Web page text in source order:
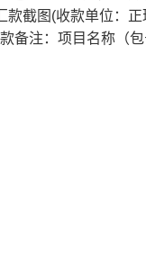
款截图 (收款单位：正
备注： 项目名称 （